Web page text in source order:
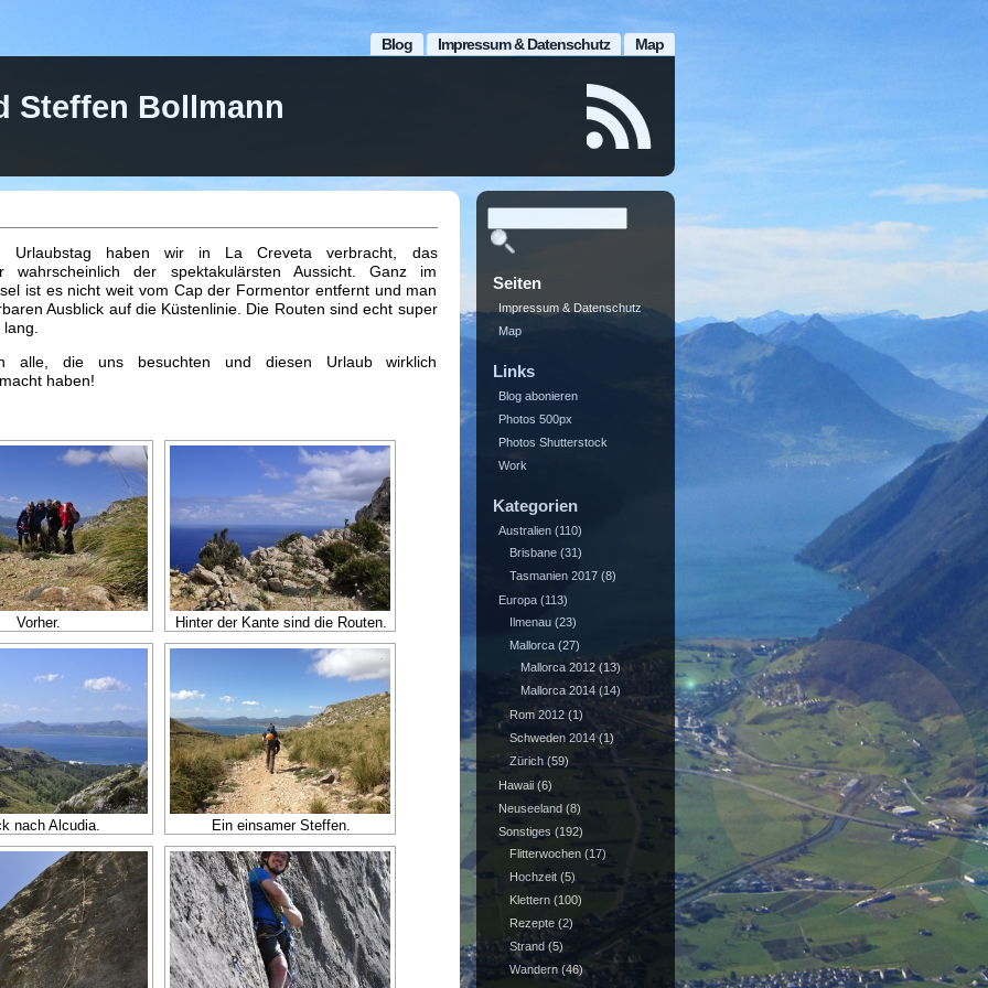
Map
Impressum & Datenschutz
Blog
Steffen Bollmann
Urlaubstag haben wir in La Creveta verbracht, das
wahrscheinlich der spektakulärsten Aussicht. Ganz im
ist es nicht weit vom Cap der Formentor entfernt und man
Ausblick auf die Küstenlinie. Die Routen sind echt super
alle, die uns besuchten und diesen Urlaub wirklich
haben!
Vorher. Hinter der Kante sind die Routen.
nach Alcudia. Ein einsamer Steffen.
Seiten
Impressum & Datenschutz
Map
Links
Blog abonieren
Photos 500px
Photos Shutterstock
Work
Kategorien
Australien(110)
Brisbane(31)
Tasmanien 2017(8)
Europa(113)
Ilmenau(23)
Mallorca(27)
Mallorca 2012(13)
Mallorca 2014(14)
Rom 2012(1)
Schweden 2014(1)
Zürich(59)
Hawaii(6)
Neuseeland(8)
Sonstiges (192)
Flitterwochen(17)
Hochzeit(5)
Klettern(100)
Rezepte(2)
Strand(5)
Wandern(46)